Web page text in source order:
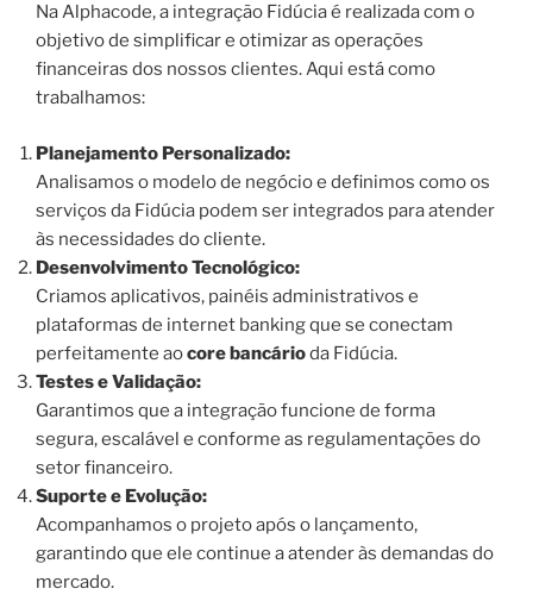
Na Alphacode, a integração Fidúcia é realizada com o
objetivo de simplificar e otimizar as operações
financeiras dos nossos clientes. Aqui está como
trabalhamos:
Planejamento Personalizado:
Analisamos o modelo de negócio e definimos como os
serviços da Fidúcia podem ser integrados para atender
às necessidades do cliente.
Desenvolvimento Tecnológico:
Criamos aplicativos, painéis administrativos e
plataformas de internet banking que se conectam
perfeitamente aocore bancárioda Fidúcia.
Testes e Validação:
Garantimos que a integração funcione de forma
segura, escalável e conforme as regulamentações do
setor financeiro.
Suporte e Evolução:
Acompanhamos o projeto após o lançamento,
garantindo que ele continue a atender às demandas do
mercado.